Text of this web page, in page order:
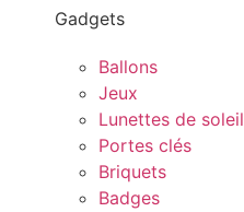
Gadgets
Ballons
Jeux
Lunettes de soleil
Portes clés
Briquets
Badges